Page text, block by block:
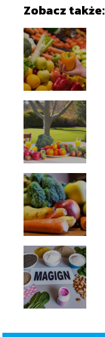
Zobacz także: